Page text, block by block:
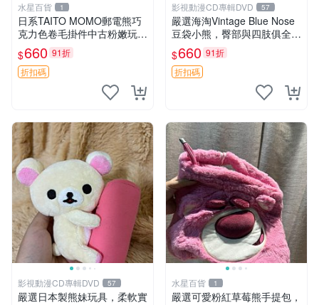
水星百貨 1
日系TAITO MOMO郵電熊巧
克力色卷毛掛件中古粉嫩玩偶
微瑕推薦 postpet momo 郵
電熊 中古玩偶
$660 91折
折扣碼
影視動漫CD專輯DVD 57
嚴選海淘Vintage Blue Nose
豆袋小熊，臀部與四肢俱全，
坐高11公分，附原盒與吊牌
收藏。藍鼻子小熊，值得擁有
玩具 憶熊
$660 91折
折扣碼
影視動漫CD專輯DVD 57
嚴選日本製熊妹玩具，柔軟實
水星百貨 1
嚴選可愛粉紅草莓熊手提包，